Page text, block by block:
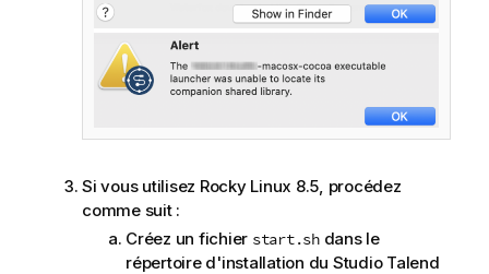
Si vous utilisez Rocky Linux 8.5, procédez
comme suit :
Créez un fichier start.shdans le
répertoire d'installation du Studio Talend